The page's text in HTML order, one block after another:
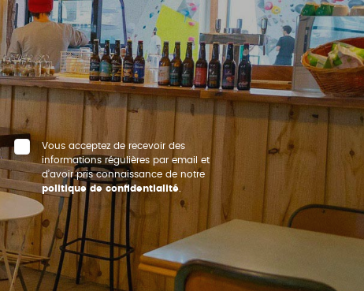
Vous acceptez de recevoir des
informations régulières par email et
d’avoir pris connaissance de notre
politique de confidentialité.